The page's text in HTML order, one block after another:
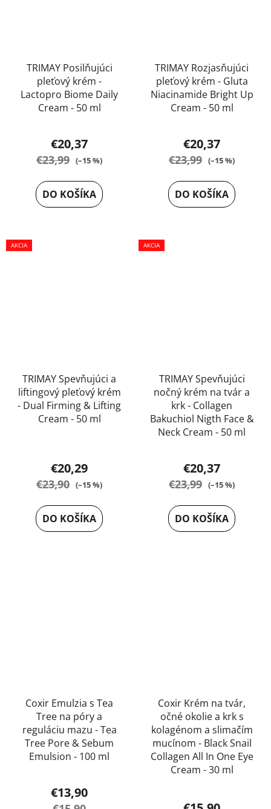
TRIMAY Posilňujúci
pleťový krém -
Lactopro Biome Daily
Cream - 50 ml
hodnotenie
produktu
je
4,0
€20,37
€23,99 (–15 %)
DO KOŠÍKA
TRIMAY Rozjasňujúci
pleťový krém - Gluta
Niacinamide Bright Up
Cream - 50 ml
hodnotenie
produktu
je
5,0
€20,37
€23,99 (–15 %)
DO KOŠÍKA
AKCIA
TRIMAY Spevňujúci a
liftingový pleťový krém
- Dual Firming & Lifting
Cream - 50 ml
produktu
5,0
z
€20,29
€23,90 (–15 %)
DO KOŠÍKA
AKCIA
TRIMAY Spevňujúci
nočný krém na tvár a
krk - Collagen
Bakuchiol Nigth Face &
Neck Cream - 50 ml
hodnotenie
produktu
je
5,0
€20,37
€23,99 (–15 %)
DO KOŠÍKA
Coxir Emulzia s Tea
Tree na póry a
reguláciu mazu - Tea
Tree Pore & Sebum
Emulsion - 100 ml
€13,90
Coxir Krém na tvár,
očné okolie a krk s
kolagénom a slimačím
mucínom - Black Snail
Collagen All In One Eye
Cream - 30 ml